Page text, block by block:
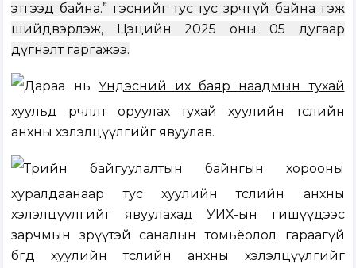
этгээд байна.” гэснийг тус тус зөрчөөгүй байна гэж
шийдвэрлэж, Цэцийн 2025 оны 05 дугаар
дүгнэлт гаргажээ.
Дараа нь Үндэсний их баяр наадмын тухай
хуульд өөрчлөлт оруулах тухай хуулийн төслийн
анхны хэлэлцүүлгийг явуулав.
Төрийн байгуулалтын байнгын хорооны
хуралдаанаар тус хуулийн төслийн анхны
хэлэлцүүлгийг явуулахад УИХ-ын гишүүдээс
зарчмын зөрүүтэй саналын томьёолол гараагүй
бөгөөд хуулийн төслийн анхны хэлэлцүүлгийг